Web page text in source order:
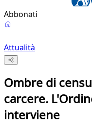
Abbonati
Attualità
Ombre di
carcere.
interviene